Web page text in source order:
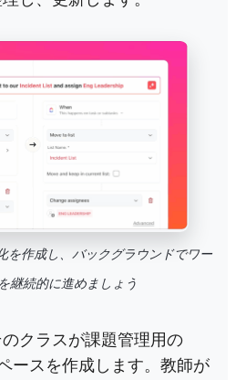
を作成し、バックグラウンドでワー
継続的に進めましょう
クラスが課題管理用の
ースを作成します。教師が